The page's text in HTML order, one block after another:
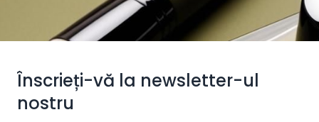
Înscrieți-vă la newsletter-ul
nostru